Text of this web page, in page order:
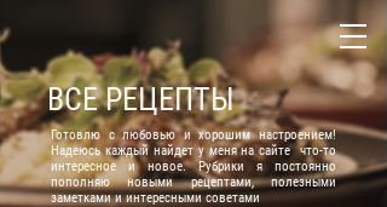
ВСЕ РЕЦЕПТЫ
Готовлю с любовью и хорошим настроением!
Надеюсь каждый найдет у меня на сайте что-то
интересное и новое. Рубрики я постоянно
пополняю новыми рецептами, полезными
заметками и интересными советами